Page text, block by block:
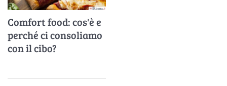
Comfort food: cos'è e
perché ci consoliamo
con il cibo?